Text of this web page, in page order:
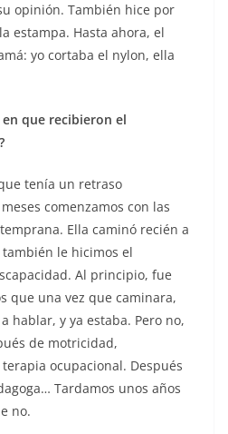
opinión. También hice por
estampa. Hasta ahora, el
yo cortaba el nylon, ella
que recibieron el
tenía un retraso
comenzamos con las
Ella caminó recién a
también le hicimos el
Al principio, fue
que una vez que caminara,
hablar, y ya estaba. Pero no,
de motricidad,
ocupacional. Después
Tardamos unos años
no.